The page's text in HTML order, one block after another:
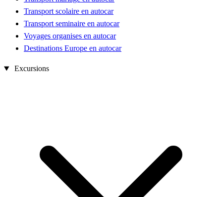
Transport scolaire en autocar
Transport seminaire en autocar
Voyages organises en autocar
Destinations Europe en autocar
Excursions